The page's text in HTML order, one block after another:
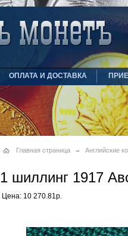
ОПЛАТА И ДОСТАВКА
Главная страница Английские
1 шиллинг 1917
Цена: 10 270.81р.